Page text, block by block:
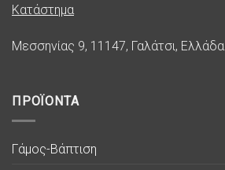
Κατάστημα
Μεσσηνίας 9, 11147, Γαλάτσι, Ελλάδα
ΠΡΟΪΟΝΤΑ
Γάμος-Βάπτιση